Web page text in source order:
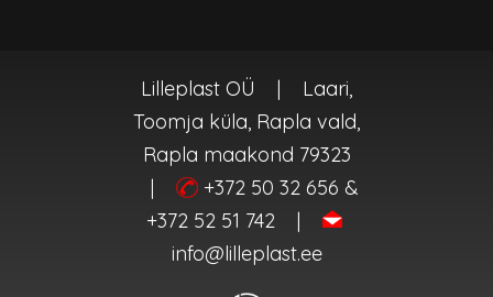
Lilleplast OÜ |
Laari,
Toomja küla, Rapla vald,
Rapla maakond 79323
|
+372 50 32 656 &
+372 52 51 742
|
info@lilleplast.ee